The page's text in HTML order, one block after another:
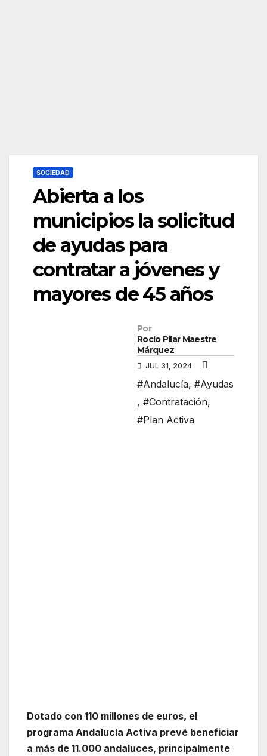
SOCIEDAD
Abierta a los
municipios la solicitud
de ayudas para
contratar a jóvenes y
mayores de 45 años
Por
Rocío Pilar Maestre
Márquez
JUL 31, 2024
#Andalucía, #Ayudas
, #Contratación,
#Plan Activa
Dotado con 110 millones de euros, el
programa Andalucía Activa prevé beneficiar
a más de 11.000 andaluces, principalmente